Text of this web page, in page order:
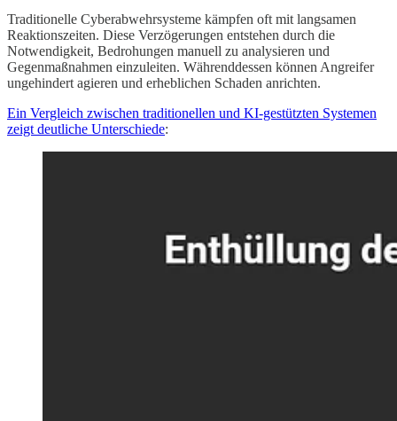
Traditionelle Cyberabwehrsysteme kämpfen oft mit langsamen
Reaktionszeiten. Diese Verzögerungen entstehen durch die
Notwendigkeit, Bedrohungen manuell zu analysieren und
Gegenmaßnahmen einzuleiten. Währenddessen können Angreifer
ungehindert agieren und erheblichen Schaden anrichten.
Ein Vergleich zwischen traditionellen und KI-gestützten Systemen
zeigt deutliche Unterschiede: